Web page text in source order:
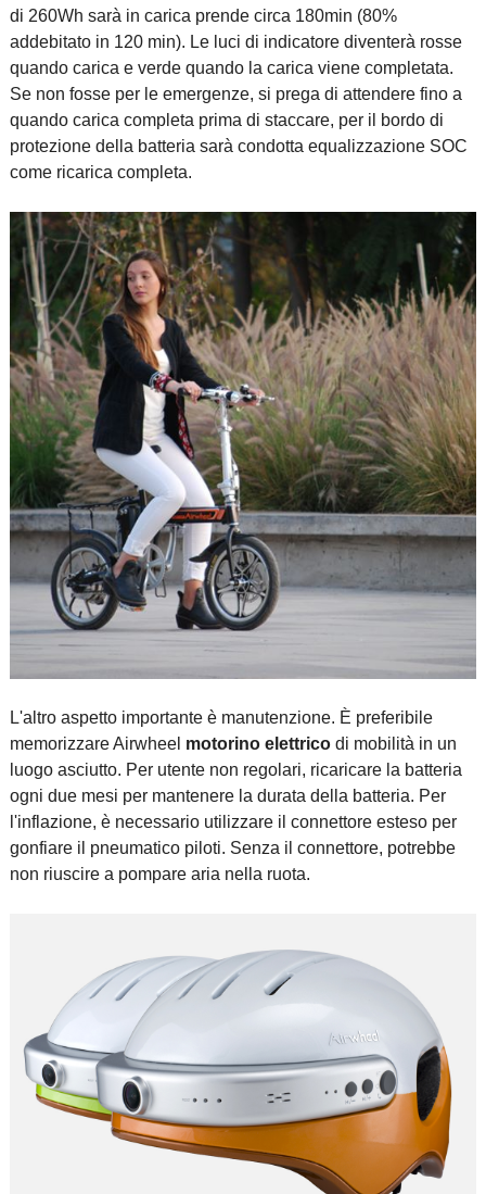
di 260Wh sarà in carica prende circa 180min (80%
addebitato in 120 min). Le luci di indicatore diventerà rosse
quando carica e verde quando la carica viene completata.
Se non fosse per le emergenze, si prega di attendere fino a
quando carica completa prima di staccare, per il bordo di
protezione della batteria sarà condotta equalizzazione SOC
come ricarica completa.
L'altro aspetto importante è manutenzione. È preferibile
memorizzare Airwheel motorino elettricodi mobilità in un
luogo asciutto. Per utente non regolari, ricaricare la batteria
ogni due mesi per mantenere la durata della batteria. Per
l'inflazione, è necessario utilizzare il connettore esteso per
gonfiare il pneumatico piloti. Senza il connettore, potrebbe
non riuscire a pompare aria nella ruota.